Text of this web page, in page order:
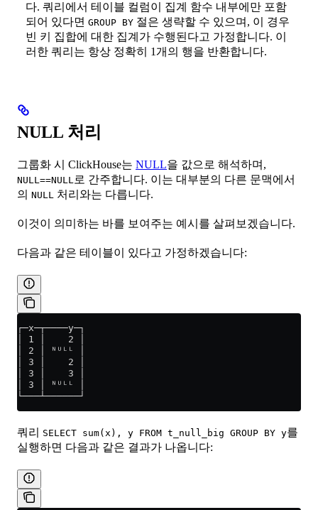
다. 쿼리에서 테이블 컬럼이 집계 함수 내부에만 포함
되어 있다면 GROUP BY 절은 생략할 수 있으며, 이 경우
빈 키 집합에 대한 집계가 수행된다고 가정합니다. 이
러한 쿼리는 항상 정확히 1개의 행을 반환합니다.
NULL 처리
그룹화 시 ClickHouse는 NULL을 값으로 해석하며,
NULL==NULL로 간주합니다. 이는 대부분의 다른 문맥에서
의 NULL 처리와는 다릅니다.
이것이 의미하는 바를 보여주는 예시를 살펴보겠습니다.
다음과 같은 테이블이 있다고 가정하겠습니다:
┌─x─┬────y─┐
│ 1 │    2 │
│ 2 │ ᴺᵁᴸᴸ │
│ 3 │    2 │
│ 3 │    3 │
│ 3 │ ᴺᵁᴸᴸ │
└───┴──────┘
쿼리 SELECT sum(x), y FROM t_null_big GROUP BY y를
실행하면 다음과 같은 결과가 나옵니다: